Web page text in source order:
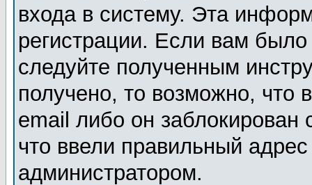
входа в систему. Эта
регистрации. Если вам
следуйте полученным
получено, то возможно, что
email либо он
что ввели правильный
администратором.